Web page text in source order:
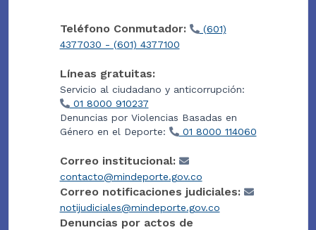
Teléfono Conmutador:
(601)
4377030 - (601) 4377100
Líneas gratuitas:
Servicio al ciudadano y anticorrupción:
01 8000 910237
Denuncias por Violencias Basadas en
Género en el Deporte:
01 8000 114060
Correo institucional:
contacto@mindeporte.gov.co
Correo notificaciones judiciales:
notijudiciales@mindeporte.gov.co
Denuncias por actos de